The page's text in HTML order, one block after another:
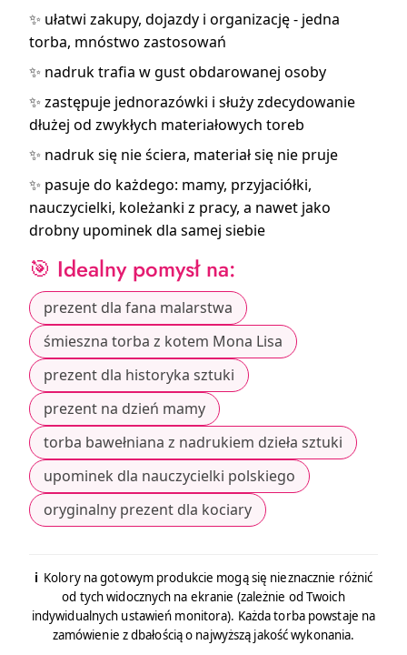
✨ ułatwi zakupy, dojazdy i organizację - jedna
torba, mnóstwo zastosowań
✨ nadruk trafia w gust obdarowanej osoby
✨ zastępuje jednorazówki i służy zdecydowanie
dłużej od zwykłych materiałowych toreb
✨ nadruk się nie ściera, materiał się nie pruje
✨ pasuje do każdego: mamy, przyjaciółki,
nauczycielki, koleżanki z pracy, a nawet jako
drobny upominek dla samej siebie
🎯 Idealny pomysł na:
prezent dla fana malarstwa
śmieszna torba z kotem Mona Lisa
prezent dla historyka sztuki
prezent na dzień mamy
torba bawełniana z nadrukiem dzieła sztuki
upominek dla nauczycielki polskiego
oryginalny prezent dla kociary
ℹ️ Kolory na gotowym produkcie mogą się nieznacznie różnić
od tych widocznych na ekranie (zależnie od Twoich
indywidualnych ustawień monitora). Każda torba powstaje na
zamówienie z dbałością o najwyższą jakość wykonania.